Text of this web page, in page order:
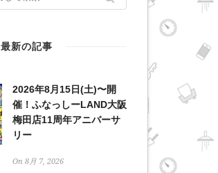
最新の記事
2026年8月15日(土)〜開
催！ふなっしーLAND大阪
梅田店11周年アニバーサ
リー
On 8月 7, 2026